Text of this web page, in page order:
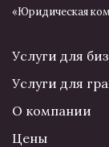
«Юридическая
Услуги для
Услуги для
О компании
Цены